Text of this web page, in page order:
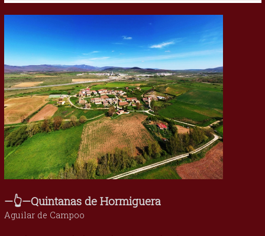
—👆—Quintanas de Hormiguera
Aguilar de Campoo